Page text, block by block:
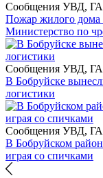
Сообщения УВД,
Пожар жилого дома
Министерство по
Сообщения УВД,
В Бобруйске
логистики
Сообщения УВД,
В Бобруйском
играя со спичками